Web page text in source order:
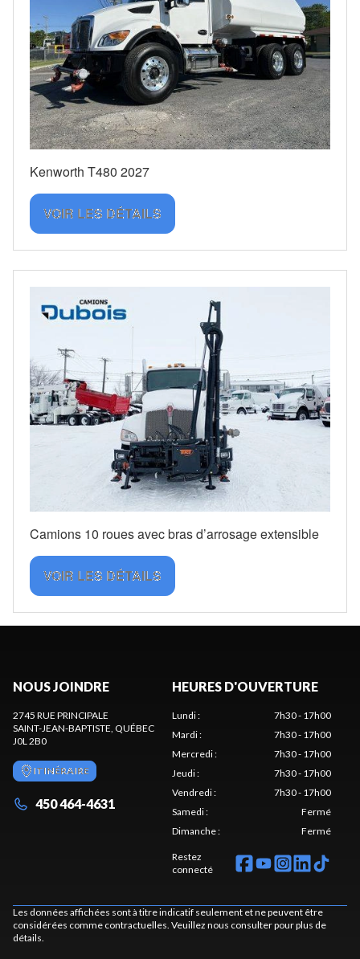
Kenworth T480 2027
VOIR LES DÉTAILS
Camions 10 roues avec bras d’arrosage extensible
VOIR LES DÉTAILS
NOUS JOINDRE
2745 RUE PRINCIPALE
SAINT-JEAN-BAPTISTE, QUÉBEC
J0L 2B0
ITINÉRAIRE
450 464-4631
HEURES D'OUVERTURE
Lundi:
7h30 - 17h00
Mardi:
7h30 - 17h00
Mercredi:
7h30 - 17h00
Jeudi:
7h30 - 17h00
Vendredi:
7h30 - 17h00
Samedi:
Fermé
Dimanche: Fermé
Restez
connecté
Les données affichées sont à titre indicatif seulement et ne peuvent être
considérées comme contractuelles. Veuillez nous consulter pour plus de
détails.